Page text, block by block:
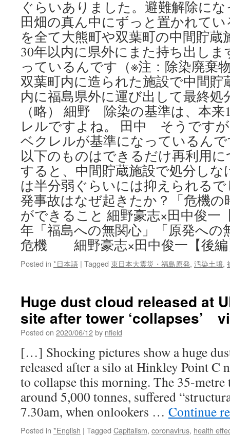
ぐらいありました。避難解除に
田畑の真ん中にずっと置かれて
を全て大熊町や双葉町の中間貯蔵
30年以内に県外にまた持ち出し
っているんです（※注：除染廃棄
双葉町内に造られた施設で中間貯
内に福島県外に運び出して最終処
（略） 細野 除染の基準は、本来
レルですよね。 田中 そうです
ベクレルが基準になっているん
以下のものはできるだけ再利用
すると、中間貯蔵施設で処分し
は半分弱ぐらいには抑えられる
発事故はなぜ起きたか？「危機の
ができること 細野豪志×田中俊一
年「福島への無関心」「原発への
危機 細野豪志×田中俊一【後編
Posted in *日本語 | Tagged 東日本大震災・福島原発, 汚染土壌,
Huge dust cloud released at
site after tower ‘collapses’
Posted on 2020/06/12by nfield
[…] Shocking pictures show a huge
released after a silo at Hinkley Point C
to collapse this morning. The 35-metre
around 5,000 tonnes, suffered
7.30am, when onlookers … Continue
Posted in *English | Tagged Capitalism, coronavirus, health